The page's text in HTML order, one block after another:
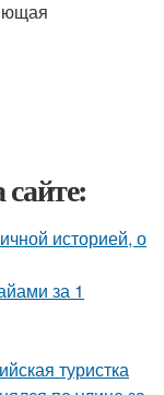
историей, о
за 1
туристка